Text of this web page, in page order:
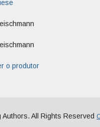
o produtor
All Rights Reserved